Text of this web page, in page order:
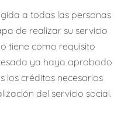
a todas las personas
de realizar su servicio
tiene como requisito
ya haya aprobado
los créditos necesarios
del servicio social.